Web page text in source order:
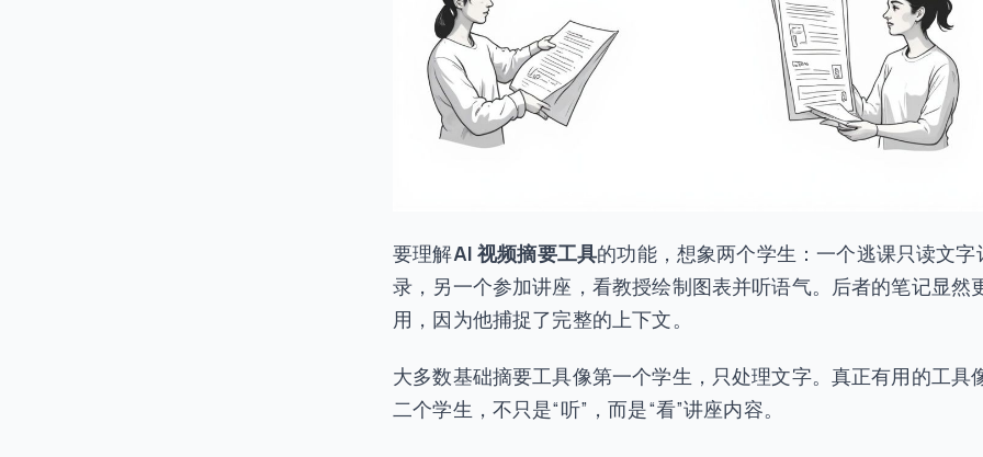
要理解AI 视频摘要工具的功能，想象两个学生：一个逃课只读文字
录，另一个参加讲座，看教授绘制图表并听语气。后者的笔记显然
用，因为他捕捉了完整的上下文。
大多数基础摘要工具像第一个学生，只处理文字。真正有用的工具
二个学生，不只是“听”，而是“看”讲座内容。